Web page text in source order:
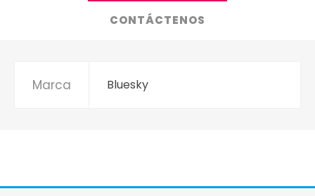
CONTÁCTENOS
Marca Bluesky